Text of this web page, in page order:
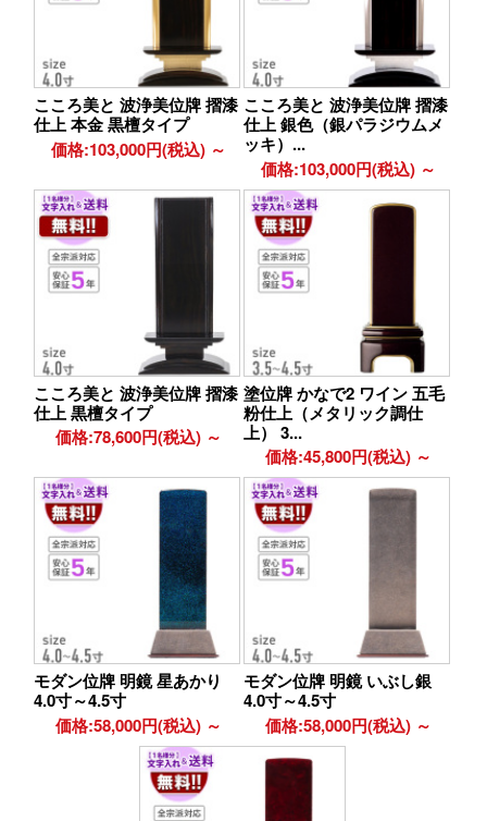
こころ美と 波浄美位牌 摺漆
仕上 本金 黒檀タイプ
価格:103,000円(税込) ～
こころ美と 波浄美位牌 摺漆
仕上 銀色（銀パラジウムメ
ッキ）...
価格:103,000円(税込) ～
こころ美と 波浄美位牌 摺漆
仕上 黒檀タイプ
価格:78,600円(税込) ～
塗位牌 かなで2 ワイン 五毛
粉仕上（メタリック調仕
上） 3...
価格:45,800円(税込) ～
モダン位牌 明鏡 星あかり
4.0寸～4.5寸
価格:58,000円(税込) ～
モダン位牌 明鏡 いぶし銀
4.0寸～4.5寸
価格:58,000円(税込) ～